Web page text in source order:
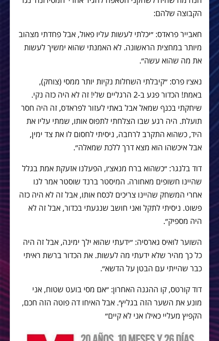
הקבוצה שלהם:
חאבייר פראדס: ״יכלתי לעשות עליו פאול, אבל פחדתי מצהוב
מיותר במחצית הראשונה. לא האמנתי שהוא ימשיך לעשות
את מה שהוא עשה״.
נאצ׳ו פרס: ״קיבלתי השחלות נקיות יותר ממסי (צוחק),
באמת! הכדור פגע ב-2 הרגליים שלי! זה לא היה כזה נקי.
שיחקתי בכנף שמאל אבל באתי לעזור לפראדס, זה היה חסר
תועלת. היה רגע שבו הצלחתי לתפוס אותו, שמתי עליו את
היד, כשהוא התקרב לרחבה, ניסיתי לחסום לו את צד ימין,
אבל איכשהו הוא מצא דרך ללכת שמאלה״.
דוד בלנגר: ״כשהוא ברח מנאצ׳ו, הפעלנו אזעקת אמת בגלל
שהיינו חשופים מאחורה. המיסטר ברנד שוסטר אמר לנו
אחרי המשחק שהיינו צריכים לכסח אותו, אבל זה לא היה כזה
פשוט. ניסיתי לתקל ואני חושב שנגעתי בכדור, אבל זה לא
היה מספיק״.
השוער לואיס גארסיה: ״ידעתי שהוא ילך ימינה, אבל זה היה
כל כך מהיר שלא ידעתי מה לעשות. את הכדור ברשת ראיתי
כבר שהייתי עם הבטן על הדשא״.
דוד קורטס, קו ההגנה האחרון: ״אם מסי בועט שטוח, אני
מונע את השער הזה בגליץ׳. אבל האיחו דה פוטה הזה חכם,
הקפיץ מעליי כאילו אני לא קיים״